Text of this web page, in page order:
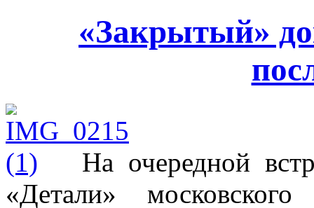
«Закрытый»
На очередной
«Детали»